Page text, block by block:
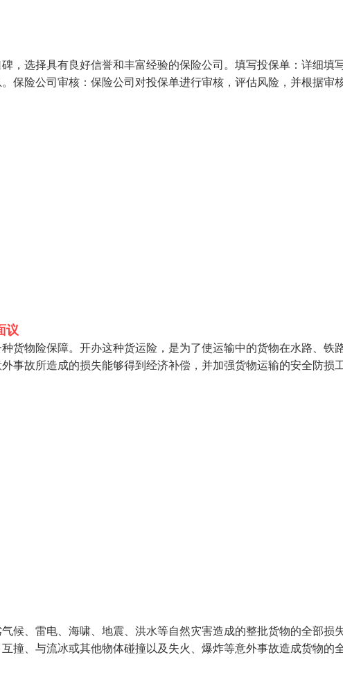
，选择具有良好信誉和丰富经验的保险公司。填写投保单：详细填
保险公司审核：保险公司对投保单进行审核，评估风险，并根据审
议
货物险保障。开办这种货运险，是为了使运输中的货物在水路、铁
事故所造成的损失能够得到经济补偿，并加强货物运输的安全防损
候、雷电、海啸、地震、洪水等自然灾害造成的整批货物的全部损
撞、与流冰或其他物体碰撞以及失火、爆炸等意外事故造成货物的